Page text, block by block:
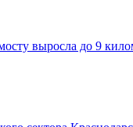
выросла до 9